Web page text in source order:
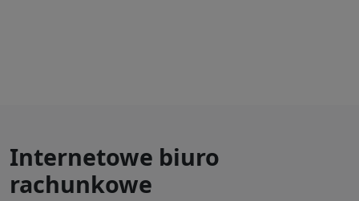
Internetowe biuro
rachunkowe